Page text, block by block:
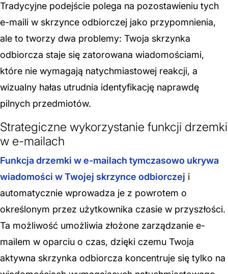
Tradycyjne podejście polega na pozostawieniu tych
e-maili w skrzynce odbiorczej jako przypomnienia,
ale to tworzy dwa problemy: Twoja skrzynka
odbiorcza staje się zatorowana wiadomościami,
które nie wymagają natychmiastowej reakcji, a
wizualny hałas utrudnia identyfikację naprawdę
pilnych przedmiotów.
Strategiczne wykorzystanie funkcji drzemki
w e-mailach
Funkcja drzemki w e-mailach tymczasowo ukrywa
wiadomości w Twojej skrzynce odbiorczej i
automatycznie wprowadza je z powrotem o
określonym przez użytkownika czasie w przyszłości.
Ta możliwość umożliwia złożone zarządzanie e-
mailem w oparciu o czas, dzięki czemu Twoja
aktywna skrzynka odbiorcza koncentruje się tylko na